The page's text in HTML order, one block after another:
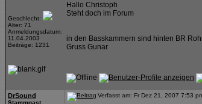
Geschlecht:
Alter: 71
Anmeldungsdatum:
11.04.2003
Beiträge: 1231
Hallo Christoph
Steht doch im Forum
in den Basskammern sind hinten BR
Gruss Gunar
DrSound
Stammgast
Verfasst am: Fr Dez 21, 2007 7:53